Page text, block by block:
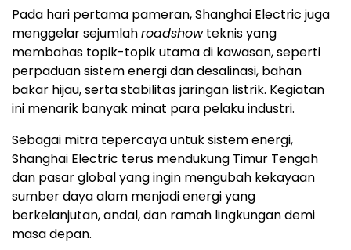
Pada hari pertama pameran, Shanghai Electric juga
menggelar sejumlahroadshowteknis yang
membahas topik-topik utama di kawasan, seperti
perpaduan sistem energi dan desalinasi, bahan
bakar hijau, serta stabilitas jaringan listrik. Kegiatan
ini menarik banyak minat para pelaku industri.
Sebagai mitra tepercaya untuk sistem energi,
Shanghai Electric terus mendukung Timur Tengah
dan pasar global yang ingin mengubah kekayaan
sumber daya alam menjadi energi yang
berkelanjutan, andal, dan ramah lingkungan demi
masa depan.